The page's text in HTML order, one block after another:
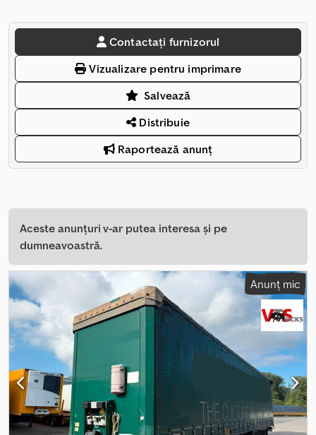
Contactați furnizorul
Vizualizare pentru imprimare
Salvează
Distribuie
Raportează anunț
Aceste anunțuri v-ar putea interesa și pe
dumneavoastră.
Anunț mic